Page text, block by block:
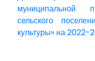
муниципальной
сельского
культуры» на 2022-